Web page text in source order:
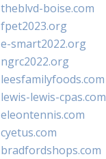
theblvd-boise.com
fpet2023.org
e-smart2022.org
ngrc2022.org
leesfamilyfoods.com
lewis-lewis-cpas.com
eleontennis.com
cyetus.com
bradfordshops.com